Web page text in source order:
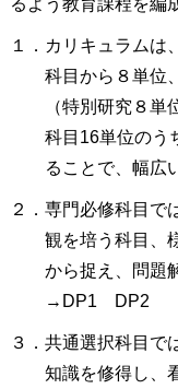
１．カリキュラムは
科目から８単位
（特別研究８
科目16単位のう
ることで、幅広
２．専門必修科目で
観を培う科目、
から捉え、問題
→DP1 DP2
３．共通選択科目で
知識を修得し、